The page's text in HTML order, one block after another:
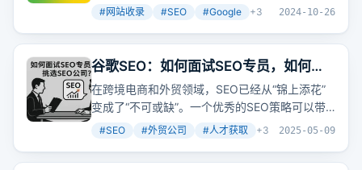
索，这些基本操作能显著提升网站在搜索引擎中
#网站收录 #SEO #Google +3 2024-10-26
谷歌SEO：如何面试SEO专员，如何判
断SEO公司是否靠谱？
在跨境电商和外贸领域，SEO已经从“锦上添花”
变成了“不可或缺”。一个优秀的SEO策略可以带
来持续的有机流量，降低获客成本，并建立起品
才选择可能导致严重后果：预算浪费、排名下
#SEO #外贸公司 #人才获取 +3 2025-05-09